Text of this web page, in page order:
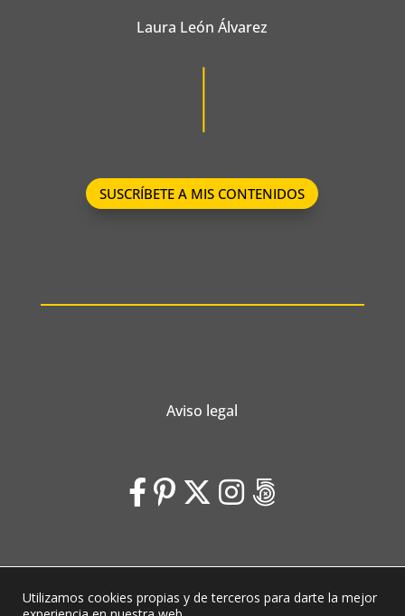
Laura León Álvarez
SUSCRÍBETE A MIS CONTENIDOS
Aviso legal
Laubeleal © 2026 | Diseño webVoluta Estudio
Utilizamos cookies propias y de terceros para darte la mejor